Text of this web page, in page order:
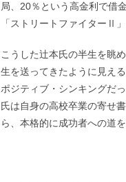
局、20％という高金利で借
「ストリートファイターⅡ
こうした辻本氏の半生を眺
生を送ってきたように見え
ポジティブ・シンキングだ
氏は自身の高校卒業の寄せ
ら、本格的に成功者への道